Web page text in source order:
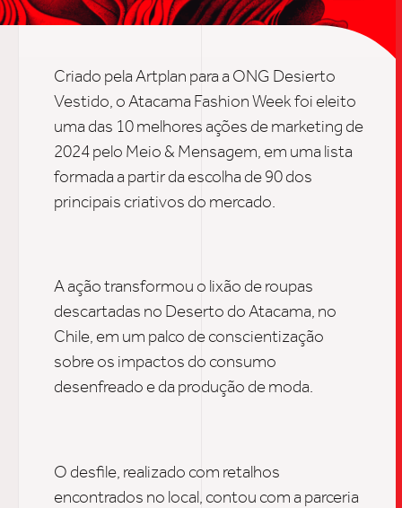
Criado pela Artplan para a ONG Desierto
Vestido, o Atacama Fashion Week foi eleito
uma das 10 melhores ações de marketing de
2024 pelo Meio & Mensagem, em uma lista
formada a partir da escolha de 90 dos
principais criativos do mercado.
A ação transformou o lixão de roupas
descartadas no Deserto do Atacama, no
Chile, em um palco de conscientização
sobre os impactos do consumo
desenfreado e da produção de moda.
O desfile, realizado com retalhos
encontrados no local, contou com a parceria